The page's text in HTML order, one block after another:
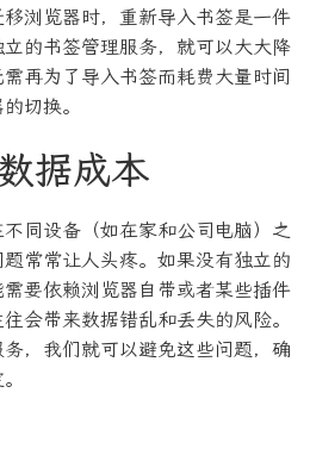
浏览器时，重新导入书签是一件
的书签管理服务，就可以大大降
再为了导入书签而耗费大量时间
切换。
据成本
同设备（如在家和公司电脑）之
常常让人头疼。如果没有独立的
要依赖浏览器自带或者某些插件
会带来数据错乱和丢失的风险。
，我们就可以避免这些问题，确